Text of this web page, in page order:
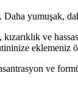
yumuşak,
ve
ve